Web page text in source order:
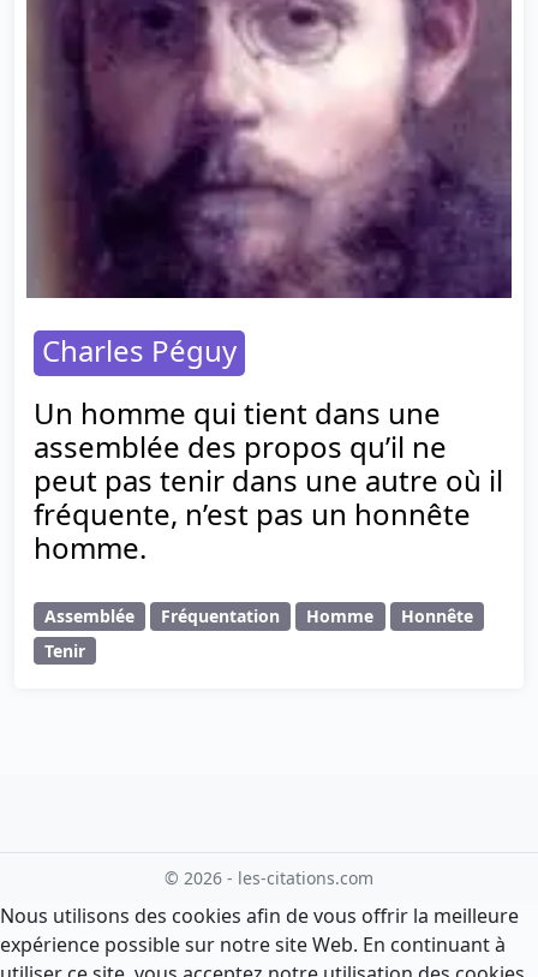
Charles Péguy
Un homme qui tient dans une
assemblée des propos qu’il ne
peut pas tenir dans une autre où il
fréquente, n’est pas un honnête
homme.
Assemblée Fréquentation Homme
Honnête
Tenir
© 2026 - les-citations.com
Nous utilisons des cookies afin de vous offrir la meilleure
expérience possible sur notre site Web. En continuant à